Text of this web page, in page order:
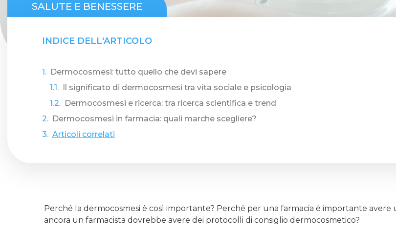
SALUTE E BENESSERE
INDICE DELL'ARTICOLO
Dermocosmesi: tutto quello che devi sapere
Il significato di dermocosmesi tra vita sociale e psicologia
Dermocosmesi e ricerca: tra ricerca scientifica e trend
Dermocosmesi in farmacia: quali marche scegliere?
Articoli correlati
Perché la dermocosmesi è così importante? Perché per una farmacia è importante
ancora un farmacista dovrebbe avere dei protocolli di consiglio dermocosmetico?